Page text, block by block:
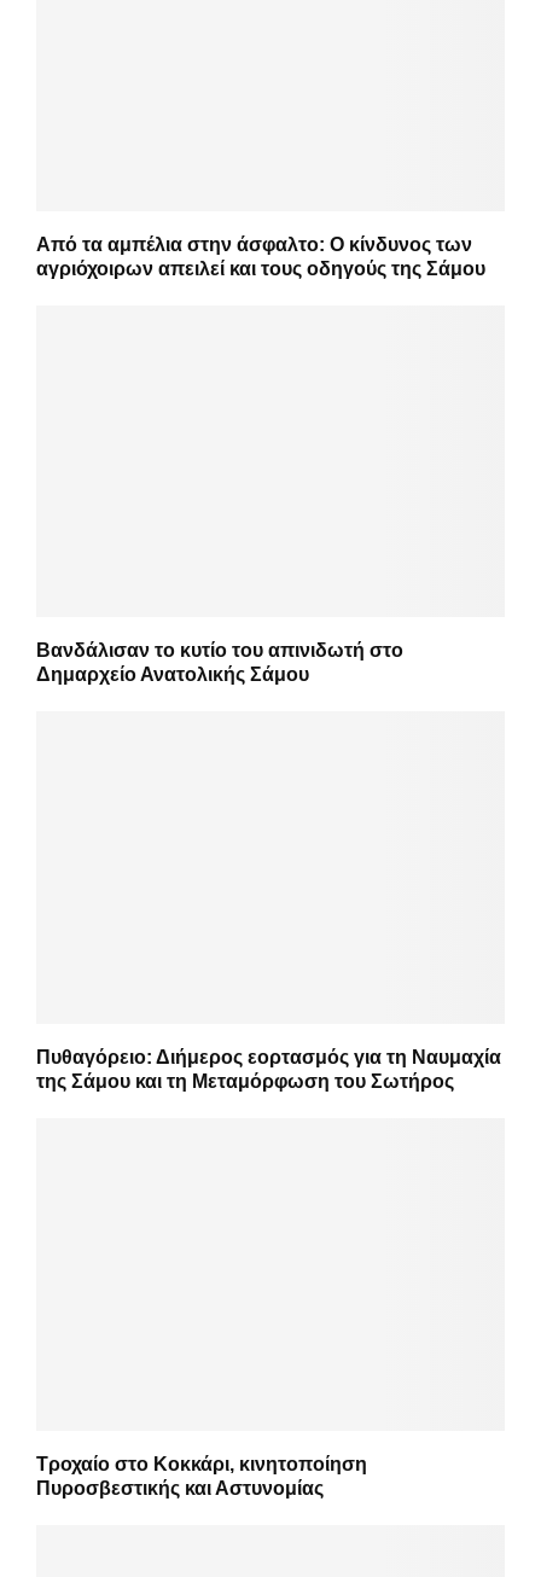
Από τα αμπέλια στην άσφαλτο: Ο κίνδυνος των
αγριόχοιρων απειλεί και τους οδηγούς της Σάμου
Βανδάλισαν το κυτίο του απινιδωτή στο
Δημαρχείο Ανατολικής Σάμου
Πυθαγόρειο: Διήμερος εορτασμός για τη Ναυμαχία
της Σάμου και τη Μεταμόρφωση του Σωτήρος
Τροχαίο στο Κοκκάρι, κινητοποίηση
Πυροσβεστικής και Αστυνομίας